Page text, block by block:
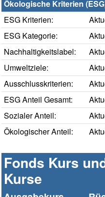
Ökologische Kriterien
ESG Kriterien:
ESG Kategorie:
Nachhaltigkeitslabel:
Umweltziele:
Ausschlusskriterien:
ESG Anteil Gesamt:
Sozialer Anteil:
Ökologischer Anteil:
Fonds Kurs
Kurse